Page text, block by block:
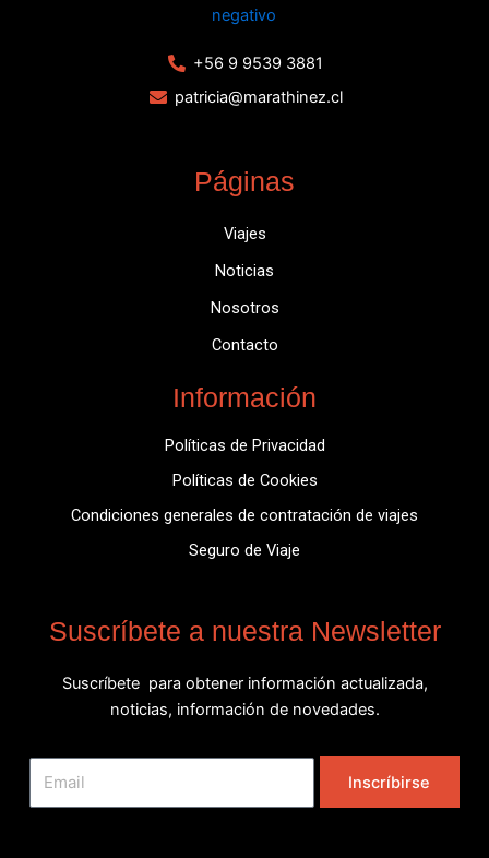
+56 9 9539 3881
patricia@marathinez.cl
Páginas
Viajes
Noticias
Nosotros
Contacto
Información
Políticas de Privacidad
Políticas de Cookies
Condiciones generales de contratación de viajes
Seguro de Viaje
Suscríbete a nuestra Newsletter
Suscríbete para obtener información actualizada,
noticias, información de novedades.
Inscríbirse